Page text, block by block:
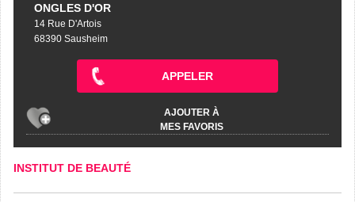
ONGLES D'OR
14 Rue D'Artois
68390 Sausheim
APPELER
AJOUTER À
MES FAVORIS
INSTITUT DE BEAUTÉ